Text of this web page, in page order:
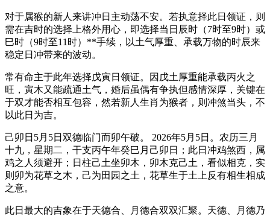
对于属猴的新人来讲冲日主动荡不安。若执意择此日领证，则
需在吉时的选择上格外用心，即选择当日辰时（7时至9时）或
巳时（9时至11时）**手续，以土气厚重、承载万物的时辰来
稳定日冲带来的波动。
常有命主于此年选择戊寅日领证。因戊土厚重能承载丙火之
旺，寅木又能疏通土气，婚后虽偶有争执但感情深厚，关键在
于双才能否相互包容，然若新人生肖为猴者，则冲煞当头，不
以此日为吉。
己卯日5月5日双德临门而卯午破。 2026年5月5日。农历三月
十九，星期二，干支丙午年癸巳月己卯日；此日冲鸡煞西，属
鸡之人须避开；日柱己土坐卯木，卯木克己土，看似相克，实
则卯为花草之木，己为田园之土，花草生于土上反有相生相成
之意。
此日最大的吉象在于天德合、月德合双双汇聚。天德、月德乃